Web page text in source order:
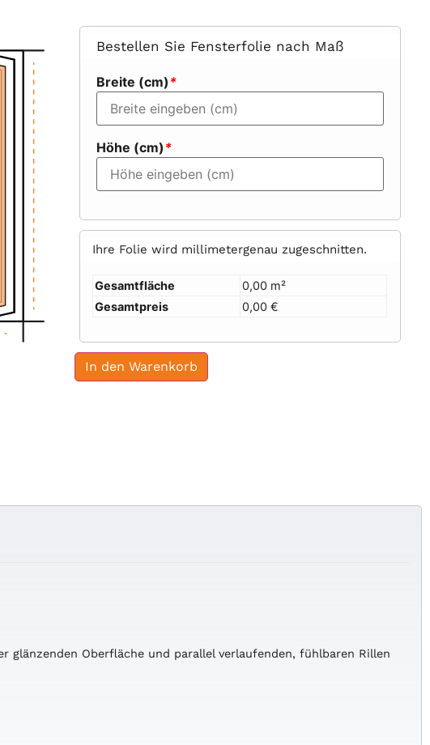
Bestellen Sie Fensterfolie nach Maß
Breite (cm) *
Höhe (cm) *
Ihre Folie wird millimetergenau zugeschnitten.
Gesamtfläche
0,00 m²
Gesamtpreis
0,00 €
In den Warenkorb
Oberfläche und parallel verlaufenden, fühlbaren Rillen